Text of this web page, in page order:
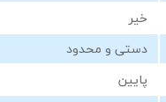
خیر
دستی و محدود
پایین